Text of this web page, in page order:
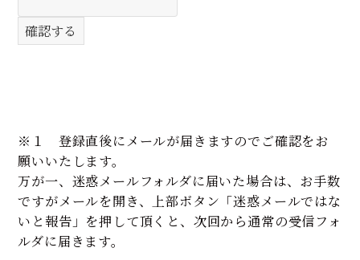
※１ 登録直後にメールが届きますのでご確認をお
願いいたします。
万が一、迷惑メールフォルダに届いた場合は、お手数
ですがメールを開き、上部ボタン「迷惑メールではな
いと報告」を押して頂くと、次回から通常の受信フォ
ルダに届きます。